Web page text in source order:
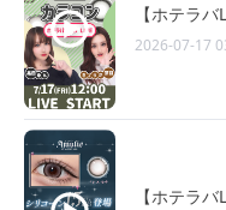
【ホテラ
2026-07-17
【ホテラ